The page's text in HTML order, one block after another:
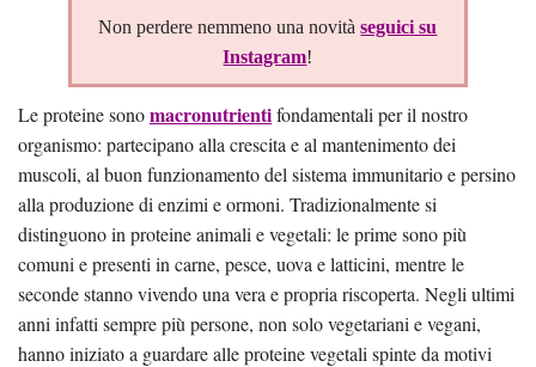
Non perdere nemmeno una novitàseguici su
Instagram!
Le proteine sonomacronutrientifondamentali per il nostro
organismo: partecipano alla crescita e al mantenimento dei
muscoli, al buon funzionamento del sistema immunitario e persino
alla produzione di enzimi e ormoni. Tradizionalmente si
distinguono in proteine animali e vegetali: le prime sono più
comuni e presenti in carne, pesce, uova e latticini, mentre le
seconde stanno vivendo una vera e propria riscoperta. Negli ultimi
anni infatti sempre più persone, non solo vegetariani e vegani,
hanno iniziato a guardare alle proteine vegetali spinte da motivi